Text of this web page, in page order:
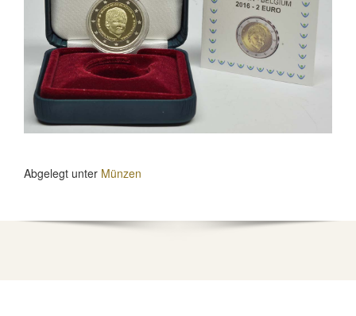
Abgelegt unter Münzen